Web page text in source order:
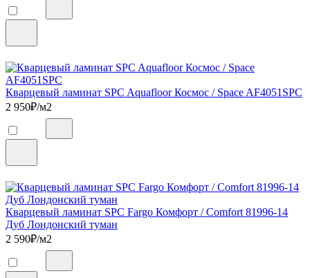
Кварцевый ламинат SPC Aquafloor Космос / Space AF4051SPC
2 950₽/м2
Кварцевый ламинат SPC Fargo Комфорт / Comfort 81996-14
Дуб Лондонский туман
2 590₽/м2